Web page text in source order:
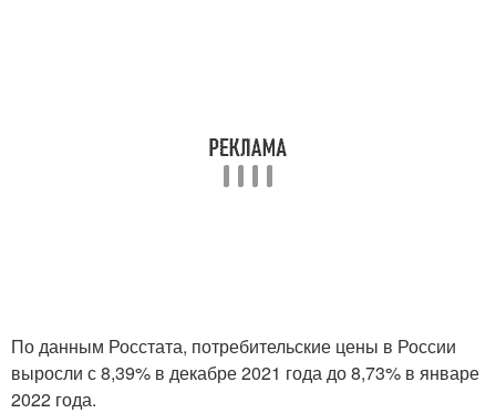
По данным Росстата, потребительские цены в России
выросли с 8,39% в декабре 2021 года до 8,73% в январе
2022 года.